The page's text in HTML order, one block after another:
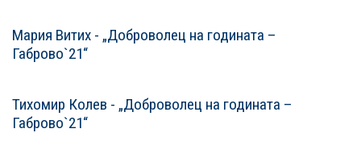
Мария Витих - „Доброволец на годината –
Габрово`21“
Тихомир Колев - „Доброволец на годината –
Габрово`21“